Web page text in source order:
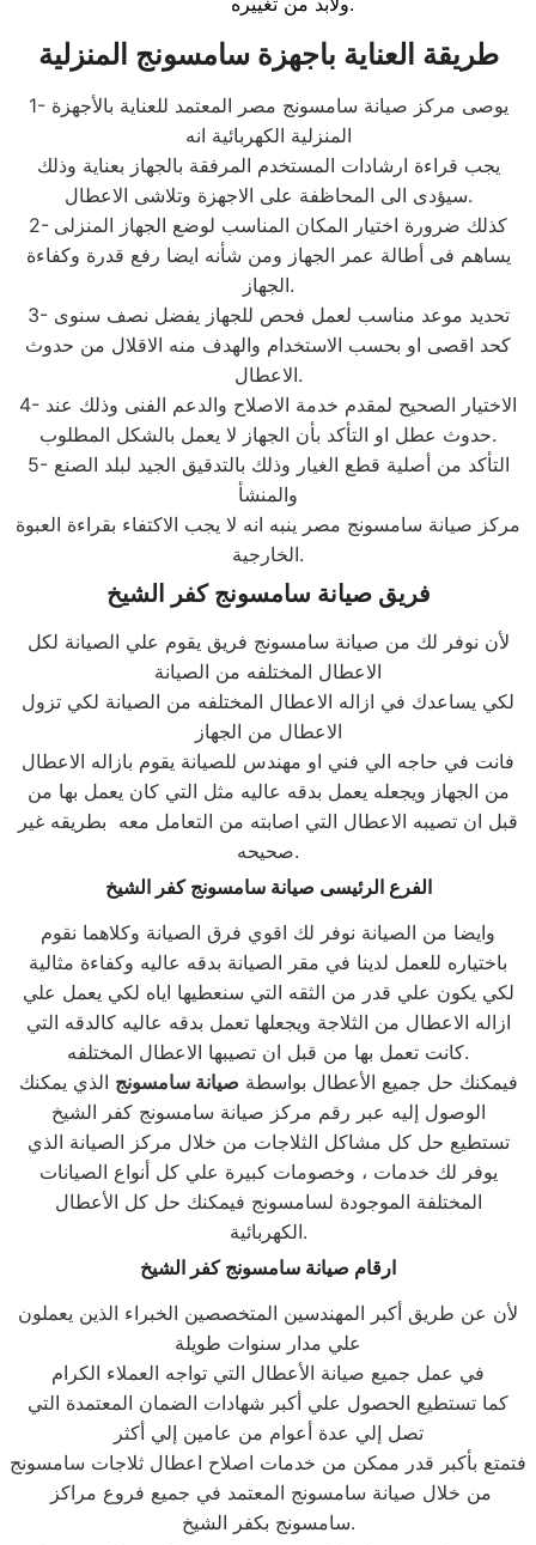
طريقة العناية باجهزة سامسونج المنزلية
1- يوصى مركز صيانة سامسونج مصر المعتمد للعناية بالأجهزة
المنزلية الكهربائية انه
يجب قراءة ارشادات المستخدم المرفقة بالجهاز بعناية وذلك
سيؤدى الى المحاظفة على الاجهزة وتلاشى الاعطال.
2- كذلك ضرورة اختيار المكان المناسب لوضع الجهاز المنزلى
يساهم فى أطالة عمر الجهاز ومن شأنه ايضا رفع قدرة وكفاءة
الجهاز.
3- تحديد موعد مناسب لعمل فحص للجهاز يفضل نصف سنوى
كحد اقصى او بحسب الاستخدام والهدف منه الاقلال من حدوث
الاعطال.
4- الاختيار الصحيح لمقدم خدمة الاصلاح والدعم الفنى وذلك عند
حدوث عطل او التأكد بأن الجهاز لا يعمل بالشكل المطلوب.
5- التأكد من أصلية قطع الغيار وذلك بالتدقيق الجيد لبلد الصنع
والمنشأ
مركز صيانة سامسونج مصر ينبه انه لا يجب الاكتفاء بقراءة العبوة
الخارجية.
فريق صيانة سامسونج كفر الشيخ
لأن نوفر لك من صيانة سامسونج فريق يقوم علي الصيانة لكل
الاعطال المختلفه من الصيانة
لكي يساعدك في ازاله الاعطال المختلفه من الصيانة لكي تزول
الاعطال من الجهاز
فانت في حاجه الي فني او مهندس للصيانة يقوم بازاله الاعطال
من الجهاز ويجعله يعمل بدقه عاليه مثل التي كان يعمل بها من
قبل ان تصيبه الاعطال التي اصابته من التعامل معه بطريقه غير
صحيحه.
الفرع الرئيسى صيانةسامسونج كفر الشيخ
وايضا من الصيانة نوفر لك اقوي فرق الصيانة وكلاهما نقوم
باختياره للعمل لدينا في مقر الصيانة بدقه عاليه وكفاءة مثالية
لكي يكون علي قدر من الثقه التي سنعطيها اياه لكي يعمل علي
ازاله الاعطال من الثلاجة ويجعلها تعمل بدقه عاليه كالدقه التي
كانت تعمل بها من قبل ان تصيبها الاعطال المختلفه.
فيمكنك حل جميع الأعطال بواسطة صيانة سامسونج الذي يمكنك
الوصول إليه عبر رقم مركز صيانة سامسونج كفر الشيخ
تستطيع حل كل مشاكل الثلاجات من خلال مركز الصيانة الذي
يوفر لك خدمات ، وخصومات كبيرة علي كل أنواع الصيانات
المختلفة الموجودة لسامسونج فيمكنك حل كل الأعطال
الكهربائية.
ارقام صيانة سامسونج كفر الشيخ
لأن عن طريق أكبر المهندسين المتخصصين الخبراء الذين يعملون
علي مدار سنوات طويلة
في عمل جميع صيانة الأعطال التي تواجه العملاء الكرام
كما تستطيع الحصول علي أكبر شهادات الضمان المعتمدة التي
تصل إلي عدة أعوام من عامين إلي أكثر
فتمتع بأكبر قدر ممكن من خدمات اصلاح اعطال ثلاجات سامسونج
سامسونج بكفر الشيخ.